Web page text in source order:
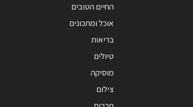
החיים הטובים
אוכל ומתכונים
בריאות
טיולים
מוסיקה
צילום